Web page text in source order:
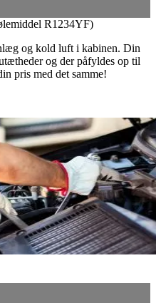
R1234YF)
og kold luft i kabinen. Din
og der påfyldes op til
pris med det samme!